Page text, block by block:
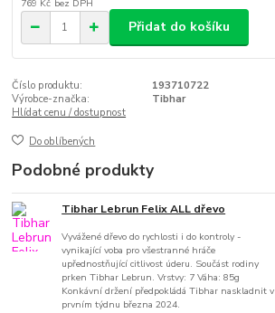
769 Kč bez DPH
Přidat do košíku
Číslo produktu:
193710722
Výrobce-značka:
Tibhar
Hlídat cenu / dostupnost
Do oblíbených
Podobné produkty
Tibhar Lebrun Felix ALL dřevo
Vyvážené dřevo do rychlosti i do kontroly -
vynikající voba pro všestranné hráče
upřednostňující citlivost úderu. Součást rodiny
prken Tibhar Lebrun. Vrstvy: 7 Váha: 85g
Konkávní držení předpokládá Tibhar naskladnit v
prvním týdnu března 2024.